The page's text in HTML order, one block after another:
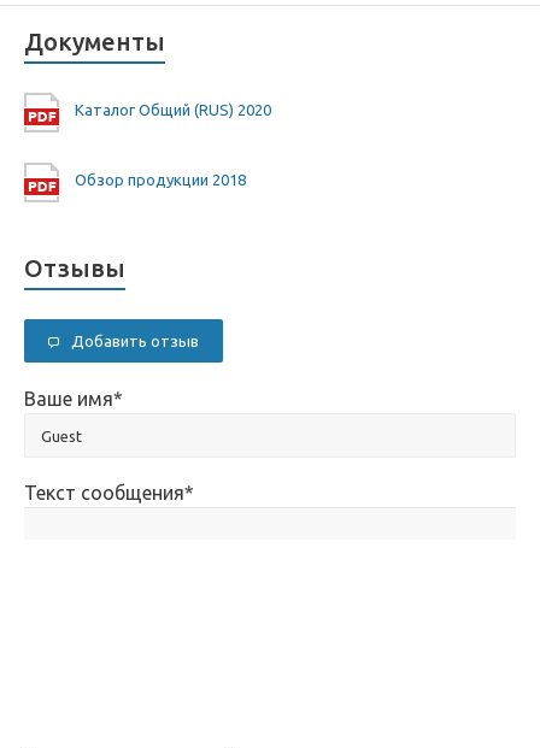
Документы
Каталог Общий (RUS) 2020
Обзор продукции 2018
Отзывы
Добавить отзыв
Ваше имя*
Текст сообщения*